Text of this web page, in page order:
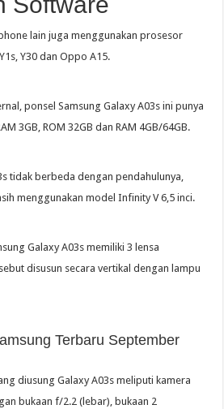
lain juga menggunakan prosesor
Y30 dan Oppo A15.
ponsel Samsung Galaxy A03s ini punya
3GB, ROM 32GB dan RAM 4GB/64GB.
tidak berbeda dengan pendahulunya,
menggunakan model Infinity V 6,5 inci.
Galaxy A03s memiliki 3 lensa
disusun secara vertikal dengan lampu
Terbaru September
diusung Galaxy A03s meliputi kamera
bukaan f/2.2 (lebar), bukaan 2